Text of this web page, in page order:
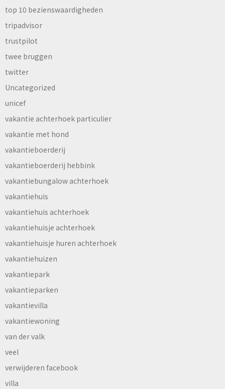
top 10 bezienswaardigheden
tripadvisor
trustpilot
twee bruggen
twitter
Uncategorized
unicef
vakantie achterhoek particulier
vakantie met hond
vakantieboerderij
vakantieboerderij hebbink
vakantiebungalow achterhoek
vakantiehuis
vakantiehuis achterhoek
vakantiehuisje achterhoek
vakantiehuisje huren achterhoek
vakantiehuizen
vakantiepark
vakantieparken
vakantievilla
vakantiewoning
van der valk
veel
verwijderen facebook
villa